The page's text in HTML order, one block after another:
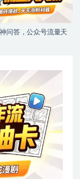
问答，公众号流量天